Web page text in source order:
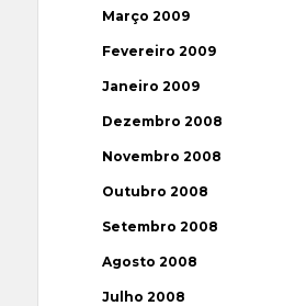
Março 2009
Fevereiro 2009
Janeiro 2009
Dezembro 2008
Novembro 2008
Outubro 2008
Setembro 2008
Agosto 2008
Julho 2008